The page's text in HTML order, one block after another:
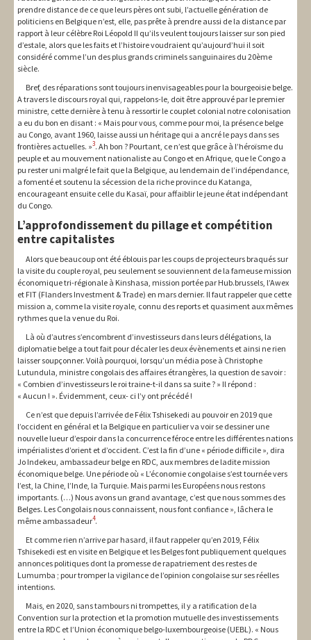
prendre distance de ce que leurs pères ont subi, l’actuelle génération de
politiciens en Belgique n’est, elle, pas prête à prendre aussi de la distance par
rapport à leur célèbre Roi Léopold II qu’ils veulent toujours laisser sur son pied
d’estale, alors que les faits et l’histoire voudraient qu’aujourd’hui il soit
considéré comme l’un des plus grands criminels sanguinaires du 20ème
siècle.
Bref, des réparations sont toujours inenvisageables pour la bourgeoisie belge.
A travers le discours royal qui, rappelons-le, doit être approuvé par le premier
ministre, cette dernière à tenu à ressortir le couplet colonial notre colonisation
a eu du bon en disant : « Mais pour vous, comme pour moi, la présence belge
au Congo, avant 1960, laisse aussi un héritage qui a ancré le pays dans ses
frontières actuelles. »3. Ah bon ? Pourtant, ce n’est que grâce à l’héroïsme du
peuple et au mouvement nationaliste au Congo et en Afrique, que le Congo a
pu rester uni malgré le fait que la Belgique, au lendemain de l’indépendance,
a fomenté et soutenu la sécession de la riche province du Katanga,
encourageant ensuite celle du Kasaï, pour affaiblir le jeune état indépendant
du Congo.
L’approfondissement du pillage et compétition
entre capitalistes
Alors que beaucoup ont été éblouis par les coups de projecteurs braqués sur
la visite du couple royal, peu seulement se souviennent de la fameuse mission
économique tri-régionale à Kinshasa, mission portée par Hub.brussels, l’Awex
et FIT (Flanders Investment & Trade) en mars dernier. Il faut rappeler que cette
mission a, comme la visite royale, connu des reports et quasiment aux mêmes
rythmes que la venue du Roi.
Là où d’autres s’encombrent d’investisseurs dans leurs délégations, la
diplomatie belge a tout fait pour décaler les deux évènements et ainsi ne rien
laisser soupçonner. Voilà pourquoi, lorsqu’un média pose à Christophe
Lutundula, ministre congolais des affaires étrangères, la question de savoir :
« Combien d’investisseurs le roi traine-t-il dans sa suite ? » Il répond :
« Aucun ! ». Évidemment, ceux- ci l’y ont précédé !
Ce n’est que depuis l’arrivée de Félix Tshisekedi au pouvoir en 2019 que
l’occident en général et la Belgique en particulier va voir se dessiner une
nouvelle lueur d’espoir dans la concurrence féroce entre les différentes nations
impérialistes d’orient et d’occident. C’est la fin d’une « période difficile », dira
Jo Indekeu, ambassadeur belge en RDC, aux membres de ladite mission
économique belge. Une période où « L’économie congolaise s’est tournée vers
l’est, la Chine, l’Inde, la Turquie. Mais parmi les Européens nous restons
importants. (…) Nous avons un grand avantage, c’est que nous sommes des
Belges. Les Congolais nous connaissent, nous font confiance », lâchera le
même ambassadeur4.
Et comme rien n’arrive par hasard, il faut rappeler qu’en 2019, Félix
Tshisekedi est en visite en Belgique et les Belges font publiquement quelques
annonces politiques dont la promesse de rapatriement des restes de
Lumumba ; pour tromper la vigilance de l’opinion congolaise sur ses réelles
intentions.
Mais, en 2020, sans tambours ni trompettes, il y a ratification de la
Convention sur la protection et la promotion mutuelle des investissements
entre la RDC et l’Union économique belgo-luxembourgeoise (UEBL). « Nous